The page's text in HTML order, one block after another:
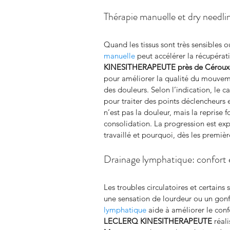
Thérapie manuelle et dry
Quand les tissus sont très
manuelle peut accélérer la
KINESITHERAPEUTE près de
pour améliorer la qualité du
des douleurs. Selon l’indication, le
pour traiter des points déclencheurs
n’est pas la douleur, mais la reprise
consolidation. La progression est
travaillé et pourquoi, dès les
Drainage lymphatique: confort
Les troubles circulatoires et
une sensation de lourdeur ou un
lymphatique aide à améliorer le
LECLERQ KINESITHERAPEUTE